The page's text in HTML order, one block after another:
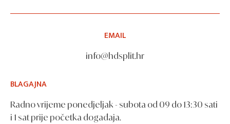
EMAIL
info@hdsplit.hr
BLAGAJNA
Radno vrijeme ponedjeljak - subota od 09 do 13:30 sati
i 1 sat prije početka događaja.